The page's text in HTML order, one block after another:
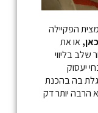
הפקיילה
כאן,או את
בליווי
יעסוק
בה בהכנת
הרבה יותר דק